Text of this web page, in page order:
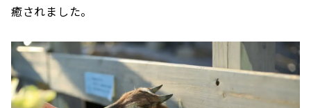
癒されました。